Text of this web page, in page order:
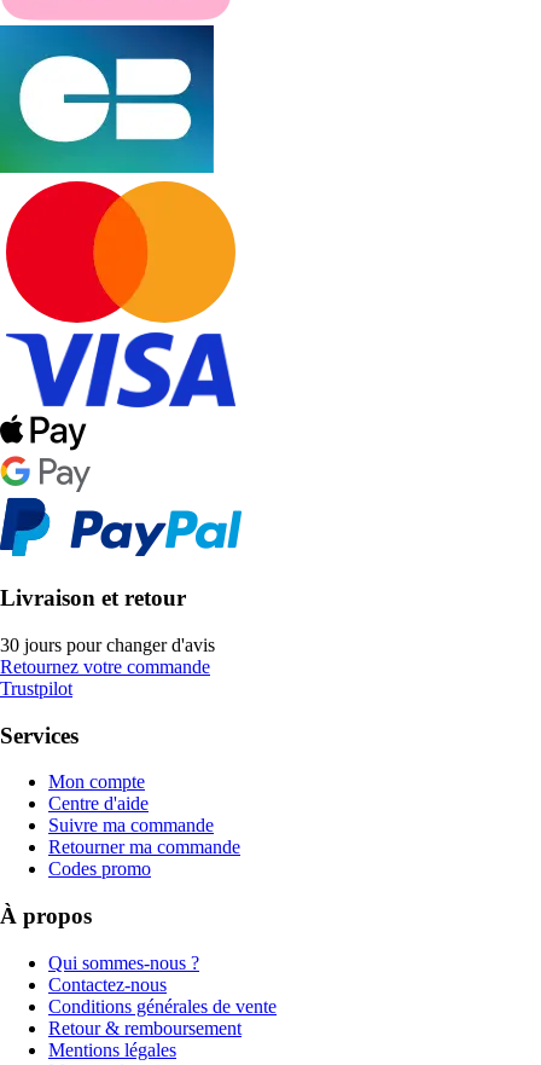
Livraison et retour
30 jours pour changer d'avis
Retournez votre commande
Trustpilot
Services
Mon compte
Centre d'aide
Suivre ma commande
Retourner ma commande
Codes promo
À propos
Qui sommes-nous ?
Contactez-nous
Conditions générales de vente
Retour & remboursement
Mentions légales